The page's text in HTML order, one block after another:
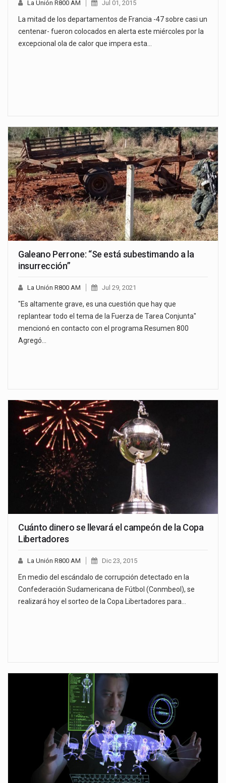
La Unión R800 AM Jul 01, 2015
La mitad de los departamentos de Francia -47 sobre casi un
centenar- fueron colocados en alerta este miércoles por la
excepcional ola de calor que impera esta…
Galeano Perrone: “Se está subestimando a la
insurrección”
La Unión R800 AM Jul 29, 2021
"Es altamente grave, es una cuestión que hay que
replantear todo el tema de la Fuerza de Tarea Conjunta"
mencionó en contacto con el programa Resumen 800
Agregó…
Cuánto dinero se llevará el campeón de la Copa
Libertadores
La Unión R800 AM Dic 23, 2015
En medio del escándalo de corrupción detectado en la
Confederación Sudamericana de Fútbol (Conmbeol), se
realizará hoy el sorteo de la Copa Libertadores para…